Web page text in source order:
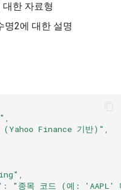
한 자료형
명2에 대한 설명
,
(Yahoo Finance 기반)" ,
,
: "종목 코드 (예: 'AAPL'